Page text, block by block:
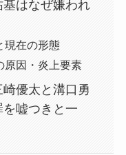
はなぜ嫌われ
現在の形態
原因・炎上要素
崎優太と溝口勇
嘘つきと一